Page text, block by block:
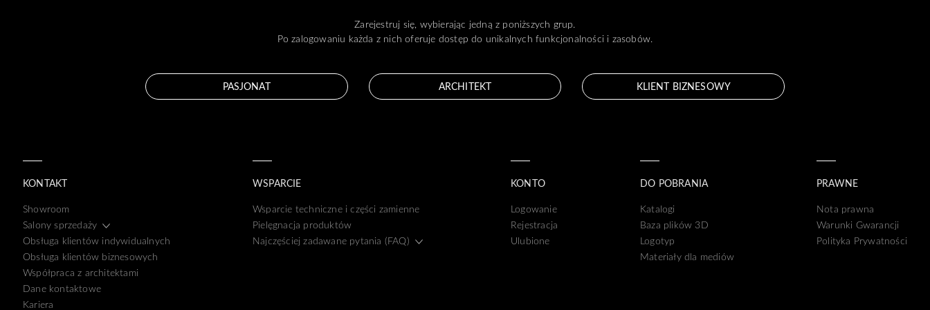
Zarejestruj się, wybierając jedną z poniższych grup.
Po zalogowaniu każda z nich oferuje dostęp do unikalnych funkcjonalności i zasobów.
PASJONAT ARCHITEKT KLIENT BIZNESOWY
KONTAKT
Showroom
Salony sprzedaży
Obsługa klientów indywidualnych
Obsługa klientów biznesowych
Współpraca z architektami
Dane kontaktowe
Kariera
WSPARCIE
Wsparcie techniczne i części zamienne
Pielęgnacja produktów
Najczęściej zadawane pytania (FAQ)
KONTO
Logowanie
Rejestracja
Ulubione
DO POBRANIA
Katalogi
Baza plików 3D
Logotyp
Materiały dla mediów
PRAWNE
Nota prawna
Warunki Gwarancji
Polityka Prywatności